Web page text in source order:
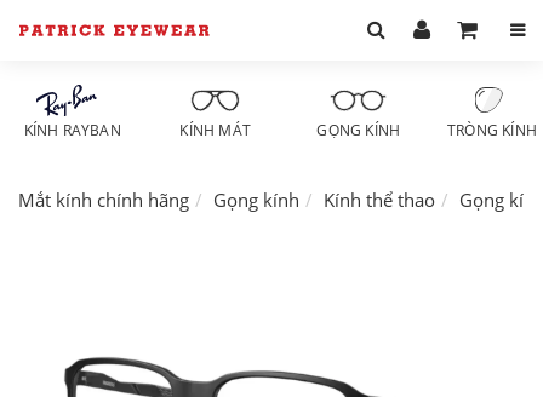
KÍNH RAYBAN KÍNH MÁT GỌNG KÍNH TRÒNG KÍNH
Mắt kính chính hãng Gọng kính Kính thể thao Gọng